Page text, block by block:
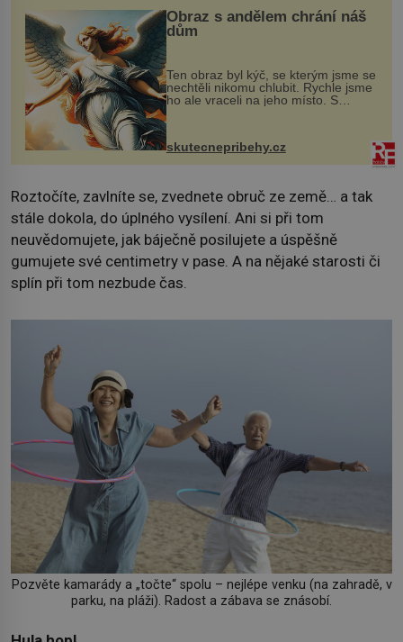
Obraz s andělem chrání náš
dům
Ten obraz byl kýč, se kterým jsme se
nechtěli nikomu chlubit. Rychle jsme
ho ale vraceli na jeho místo. S
manželem Vaškem jsme si pořídili
chaloupku, takový domek na severu
Čech, kde jsme si naplánova...
skutecnepribehy.cz
Roztočíte, zavlníte se, zvednete obruč ze země… a tak
stále dokola, do úplného vysílení. Ani si při tom
neuvědomujete, jak báječně posilujete a úspěšně
gumujete své centimetry v pase. A na nějaké starosti či
splín při tom nezbude čas.
Pozvěte kamarády a „točte“ spolu – nejlépe venku (na zahradě, v
parku, na pláži). Radost a zábava se znásobí.